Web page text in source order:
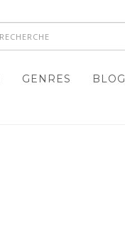
GENRES BLOG